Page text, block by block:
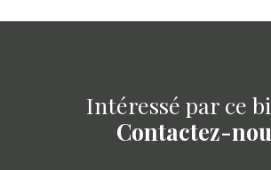
Intéressé par ce
Contactez-